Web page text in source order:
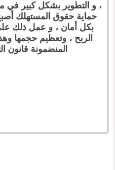
، و التطوير بشكل كبير في
حماية حقوق المستهلك
بكل أمان ، و عمل ذلك على
الربح ، وتعظيم حجمها
المنضمونة قانون